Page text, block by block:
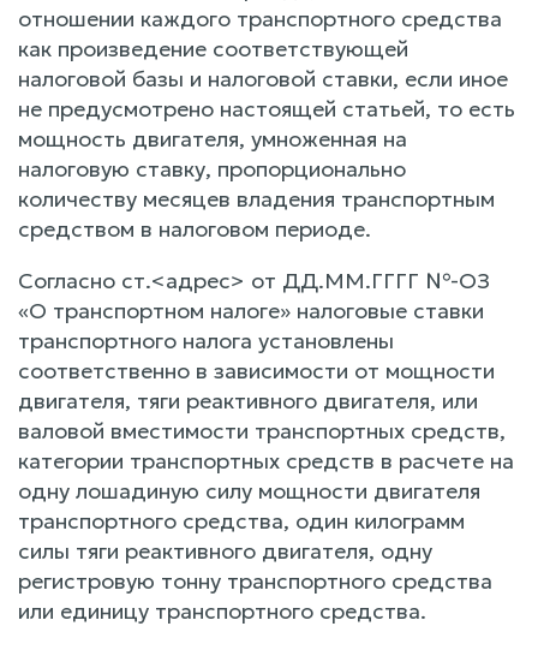
отношении каждого транспортного средства
как произведение соответствующей
налоговой базы и налоговой ставки, если иное
не предусмотрено настоящей статьей, то есть
мощность двигателя, умноженная на
налоговую ставку, пропорционально
количеству месяцев владения транспортным
средством в налоговом периоде.
Согласно ст.<адрес> от ДД.ММ.ГГГГ №-ОЗ
«О транспортном налоге» налоговые ставки
транспортного налога установлены
соответственно в зависимости от мощности
двигателя, тяги реактивного двигателя, или
валовой вместимости транспортных средств,
категории транспортных средств в расчете на
одну лошадиную силу мощности двигателя
транспортного средства, один килограмм
силы тяги реактивного двигателя, одну
регистровую тонну транспортного средства
или единицу транспортного средства.